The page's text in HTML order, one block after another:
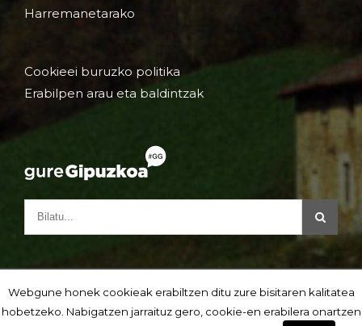
Harremanetarako
Cookieei buruzko politika
Erabilpen arau eta baldintzak
Webgune honek cookieak erabiltzen ditu zure bisitaren kalitatea
hobetzeko. Nabigatzen jarraituz gero, cookie-en erabilera onartzen